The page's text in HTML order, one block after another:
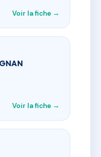
Voir la fiche →
Voir la fiche →